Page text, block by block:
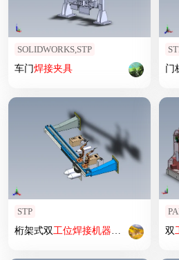
SOLIDWORKS,STP
车门焊接夹具 门
STP
桁架式双工位焊接机器人 模型 双